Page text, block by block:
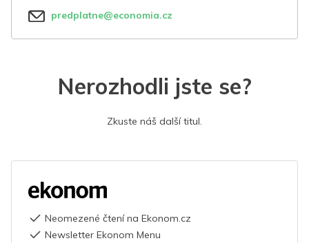
predplatne@economia.cz
Nerozhodli jste se?
Zkuste náš další titul.
Neomezené čtení na Ekonom.cz
Newsletter Ekonom Menu